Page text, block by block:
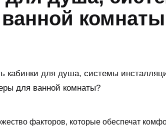
факторов, которые обеспечат